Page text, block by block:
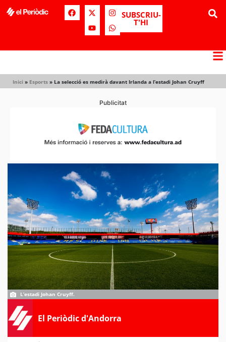
SUBSCRIU-
T'HI
Inici » Esports » La selecció es medirà davant Irlanda a l’estadi Johan Cruyff
Publicitat
L’estadi Johan Cruyff.
El Periòdic d'Andorra